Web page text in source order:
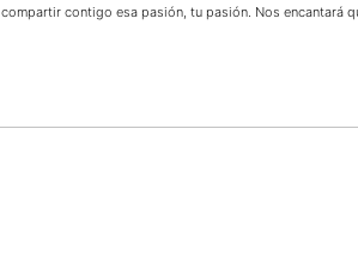
compartir contigo esa pasión, tu pasión. Nos encantará